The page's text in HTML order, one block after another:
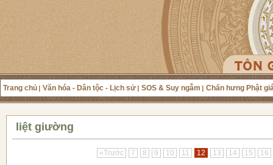
Trang chủ Văn hóa - Dân tộc - Lịch sử SOS & Suy ngẫm Chấn hưng Phật
liệt giường
«Trước 7 8 9 10 11 12 13 14 15 16